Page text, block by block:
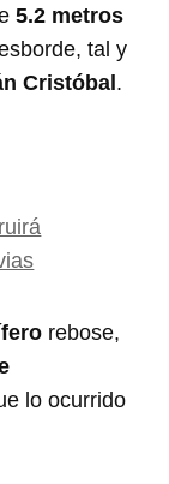
5.2 metros
tal y
Cristóbal.
rebose,
lo ocurrido